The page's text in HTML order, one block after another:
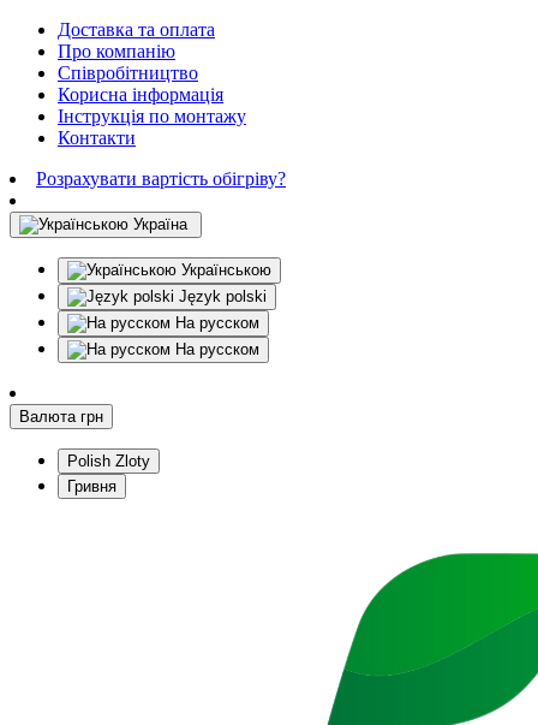
Доставка та оплата
Про компанію
Співробітництво
Корисна інформація
Інструкція по монтажу
Контакти
Розрахувати вартість обігріву?
Україна
Українською
Język polski
На русском
На русском
Валюта грн
Polish Zloty
Гривня